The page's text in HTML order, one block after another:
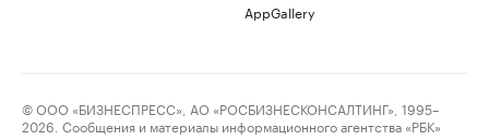
AppGallery
© ООО «БИЗНЕСПРЕСС», АО «РОСБИЗНЕСКОНСАЛТИНГ», 1995–
2026. Сообщения и материалы информационного агентства «РБК»